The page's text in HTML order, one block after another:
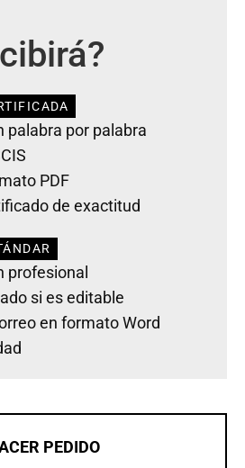
palabra por palabra
PDF
de exactitud
profesional
si es editable
en formato Word
PEDIDO